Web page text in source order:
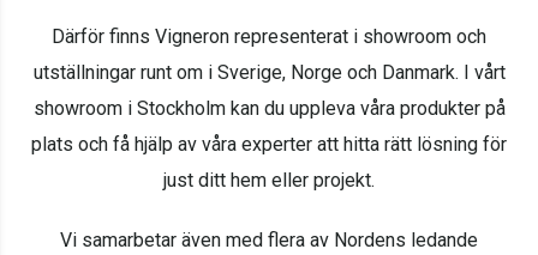
Därför finns Vigneron representerat i showroom och
utställningar runt om i Sverige, Norge och Danmark. I vårt
showroom i Stockholm kan du uppleva våra produkter på
plats och få hjälp av våra experter att hitta rätt lösning för
just ditt hem eller projekt.
Vi samarbetar även med flera av Nordens ledande